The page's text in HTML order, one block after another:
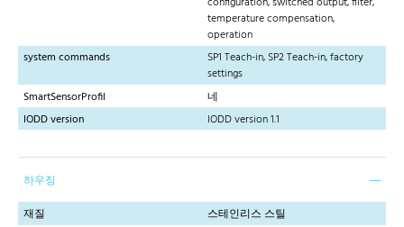
temperature compensation,
operation
system commands
SP1 Teach-in, SP2 Teach-in, factory
settings
SmartSensorProfil
네
IODD version
IODD version 1.1
하우징
재질
스테인리스 스틸